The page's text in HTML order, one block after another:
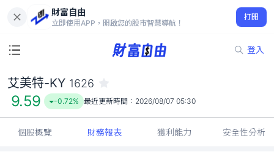
財富自由
立即使用APP，開啟您的股市智慧導航！
打開
登入
9.59
-0.72%
艾美特-KY 1626
9.59 -0.72% 最近更新時間： 2026/08/07 05:30
個股概覽 財務報表 獲利能力 安全性分析